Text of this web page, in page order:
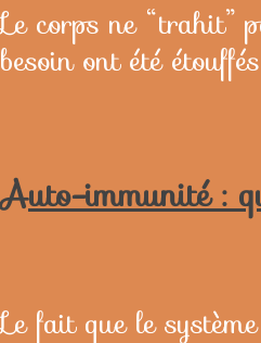
Le corps ne “trahit”
besoin ont été
Auto-immunité :
Le fait que le